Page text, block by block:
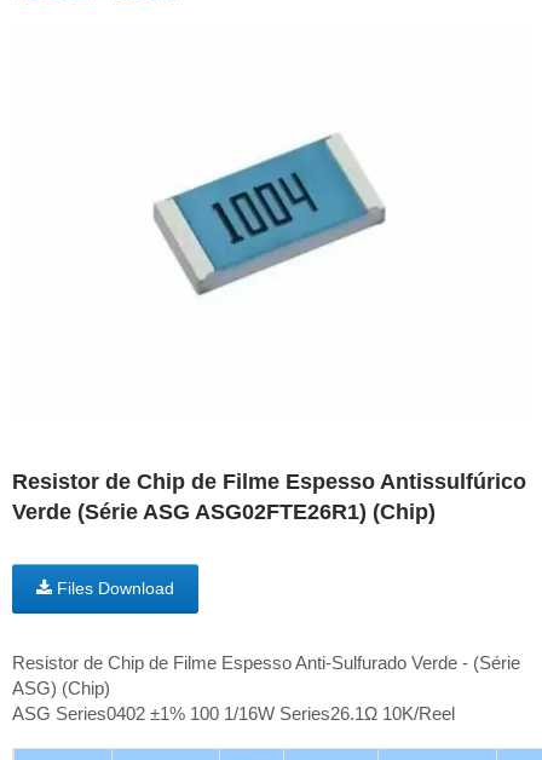
Resistor de Chip de Filme Espesso Antissulfúrico
Verde (Série ASG ASG02FTE26R1) (Chip)
Files Download
Resistor de Chip de Filme Espesso Anti-Sulfurado Verde - (Série
ASG) (Chip)
ASG Series0402 ±1% 100 1/16W Series26.1Ω 10K/Reel